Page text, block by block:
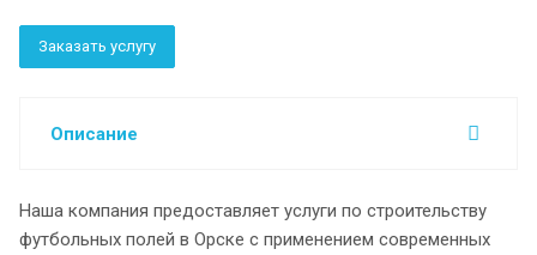
Заказать услугу
Описание
Наша компания предоставляет услуги по строительству
футбольных полей в Орске с применением современных